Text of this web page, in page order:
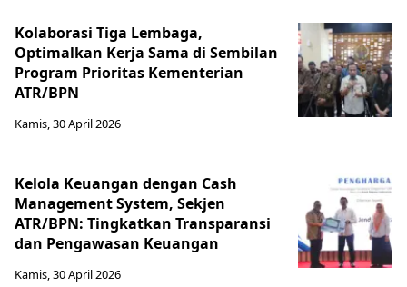
Kolaborasi Tiga Lembaga,
Optimalkan Kerja Sama di Sembilan
Program Prioritas Kementerian
ATR/BPN
Kamis, 30 April 2026
Kelola Keuangan dengan Cash
Management System, Sekjen
ATR/BPN: Tingkatkan Transparansi
dan Pengawasan Keuangan
Kamis, 30 April 2026